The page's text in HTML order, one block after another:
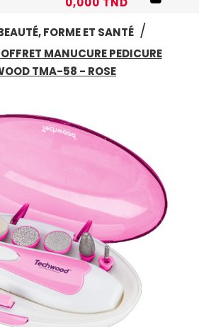
FORME ET SANTÉ
MANUCURE PEDICURE
TMA-58 - ROSE